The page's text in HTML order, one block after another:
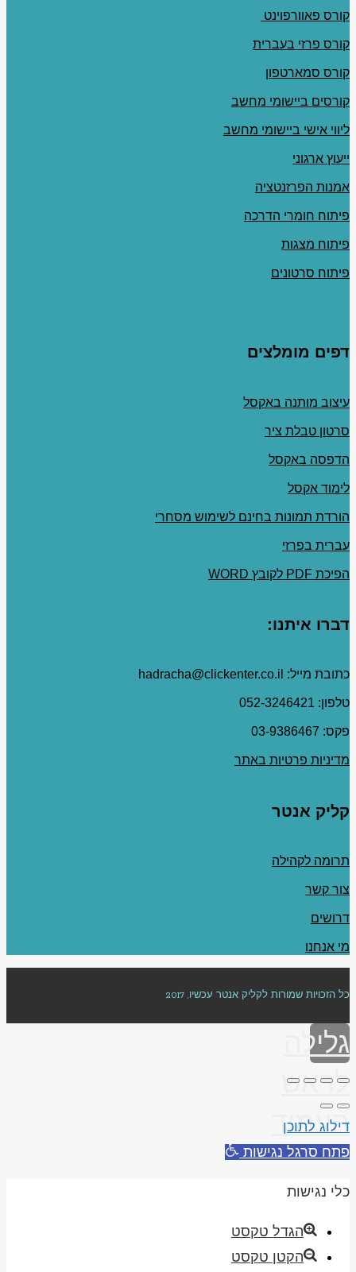
קורס פאוורפוינט
קורס פרזי בעברית
קורס סמארטפון
קורסים ביישומי מחשב
ליווי אישי ביישומי מחשב
ייעוץ ארגוני
אמנות הפרזנטציה
פיתוח חומרי הדרכה
פיתוח מצגות
פיתוח סרטונים
דפים מומלצים
עיצוב מותנה באקסל
סרטון טבלת ציר
הדפסה באקסל
לימוד אקסל
הורדת תמונות בחינם לשימוש מסחרי
עברית בפרזי
הפיכת PDF לקובץ WORD
דברו איתנו:
כתובת מייל: hadracha@clickenter.co.il
טלפון: 052-3246421
פקס: 03-9386467
מדיניות פרטיות באתר
קליק אנטר
תרומה לקהילה
צור קשר
דרושים
מי אנחנו
כל הזכויות שמורות לקליק אנטר עכשיו, 2017
גלילה
לראש
העמוד
דילוג לתוכן
פתח סרגל נגישות
כלי נגישות
הגדל טקסט
הקטן טקסט